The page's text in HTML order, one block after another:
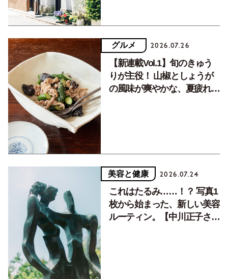
グルメ 2026.07.26
【新連載Vol.1】旬のきゅう
りが主役！ 山椒としょうが
の風味が爽やかな、夏疲れを
美容と健康 2026.07.24
これはたるみ……！？ 写真1
枚から始まった、新しい美容
ルーティン。【中川正子さん